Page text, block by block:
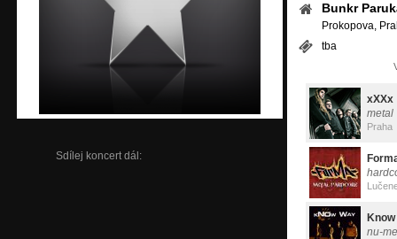
Sdílej koncert dál:
Bunkr
Prokopova,
tba
xXXx
metal
Praha
nu-